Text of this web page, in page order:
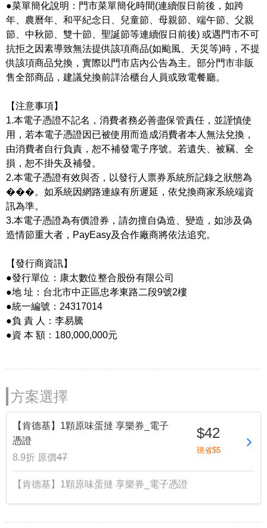
●菜單簡化說明：門市菜單簡化時間(連續假日前後，如跨
年、農曆年、和平紀念日、兒童節、母親節、端午節、父親
節、中秋節、雙十節、聖誕節等連續假日前後) 或遇門市不可
抗拒之因素導致無法提供該項商品(如颱風、天災等)時，不提
供該項商品兌換，實際以門市店內公告為主。部分門市非販
售全部商品，建議兌換前詳洽櫃台人員或致電餐廳。
【注意事項】
1.本電子憑證不記名，消費者務必善盡保管責任，並謹慎使
用，若本電子憑證因已被使用而造成消費者本人無法兌換，
由消費者自行負責，恕不補發電子序號。若遺失、被竊、全
損，恕不掛失及補發。
2.本電子憑證有效與否，以發行人票券系統所記錄之狀態為
���。如系統因網路連線有所遲延，依兌換商家系統端資
訊為準。
3.本電子憑證為有價證券，請勿擅自偽造、變造，如涉及偽
造情節重大者，PayEasy及合作廠商將依法追究。
【發行商資訊】
●發行單位：康太數位整合股份有限公司
●地 址：台北市中正區忠孝東路二段9號2樓
●統一編號：24317014
●負 責 人：李易騰
●資 本 額：180,000,000元
方案選擇
【肯德基】1顆原味蛋撻 享樂券_電子
憑證
8.9折 原價47
$42
現省$5
【肯德基】1顆原味蛋撻 享樂券_電子憑證